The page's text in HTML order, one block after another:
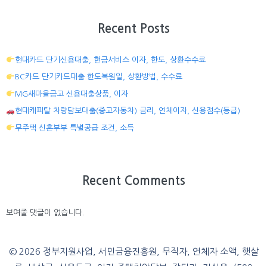
Recent Posts
현대카드 단기신용대출, 현금서비스 이자, 한도, 상환수수료
BC카드 단기카드대출 한도복원일, 상환방법, 수수료
MG새마을금고 신용대출상품, 이자
현대캐피탈 차량담보대출(중고자동차) 금리, 연체이자, 신용점수(등급)
무주택 신혼부부 특별공급 조건, 소득
Recent Comments
보여줄 댓글이 없습니다.
© 2026 정부지원사업, 서민금융진흥원, 무직자, 연체자 소액, 햇살